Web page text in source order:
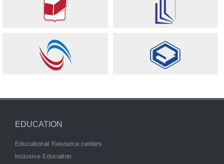
EDUCATION
Educational Resource centers
Inclusive Education